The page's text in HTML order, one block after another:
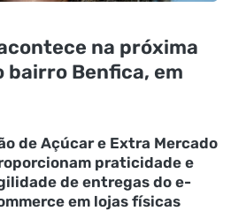
na próxima
bairro Benfica, em
de Açúcar e Extra Mercado
praticidade e
de entregas do e-
em lojas físicas